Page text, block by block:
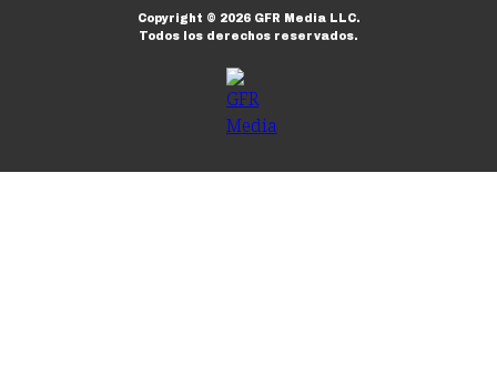
Copyright © 2026GFR Media LLC.
Todos los derechos reservados.